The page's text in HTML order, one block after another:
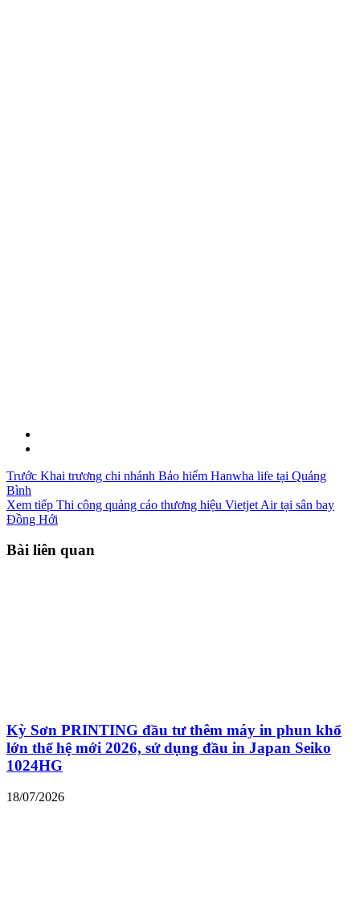
Trước Khai trương chi nhánh Bảo hiểm Hanwha life tại Quảng
Bình
Xem tiếp Thi công quảng cáo thương hiệu Vietjet Air tại sân bay
Đồng Hới
Bài liên quan
Kỳ Sơn PRINTING đầu tư thêm máy in phun khổ
lớn thế hệ mới 2026, sử dụng đầu in Japan Seiko
1024HG
18/07/2026